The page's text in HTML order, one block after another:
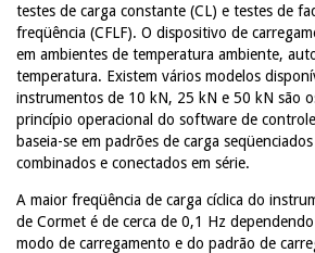
testes de carga constante (CL) e testes de
freqüência (CFLF). O dispositivo de
em ambientes de temperatura ambiente,
temperatura. Existem vários modelos
instrumentos de 10 kN, 25 kN e 50 kN são
princípio operacional do software de
baseia-se em padrões de carga
combinados e conectados em série.
A maior freqüência de carga cíclica do
de Cormet é de cerca de 0,1 Hz
modo de carregamento e do padrão de